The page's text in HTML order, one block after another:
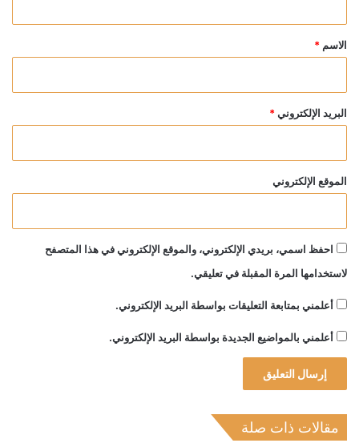
*
الاسم *
البريد الإلكتروني *
الموقع الإلكتروني
احفظ اسمي، بريدي الإلكتروني، والموقع الإلكتروني في هذا المتصفح
لاستخدامها المرة المقبلة في تعليقي.
أعلمني بمتابعة التعليقات بواسطة البريد الإلكتروني.
أعلمني بالمواضيع الجديدة بواسطة البريد الإلكتروني.
مقالات ذات صلة